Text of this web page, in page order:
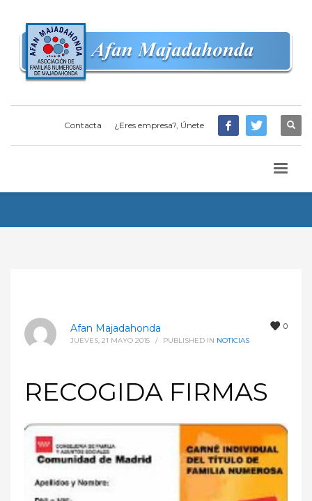
Contacta ¿Eres empresa?, Únete
0
Afan Majadahonda
JUEVES, 21 MAYO 2015 / PUBLISHED IN NOTICIAS
RECOGIDA FIRMAS